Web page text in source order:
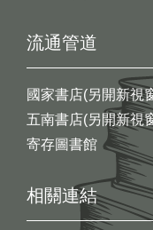
流通管道
國家書店(另開新視
五南書店(另開新視
寄存圖書館
相關連結